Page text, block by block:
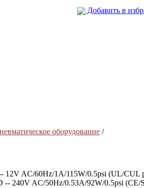
Добавить в
оборудование/
12V AC/60Hz/1A/115W/0.5psi (UL/CUL
240V AC/50Hz/0.53A/92W/0.5psi (CE/